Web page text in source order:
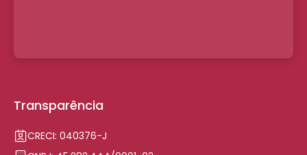
Transparência
CRECI: 040376-J